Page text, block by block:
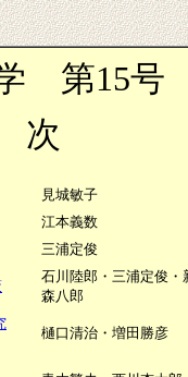
第15号
見城敏子
江本義数
三浦定俊
石川陸郎・三浦定俊・
森八郎
樋口清治・増田勝彦